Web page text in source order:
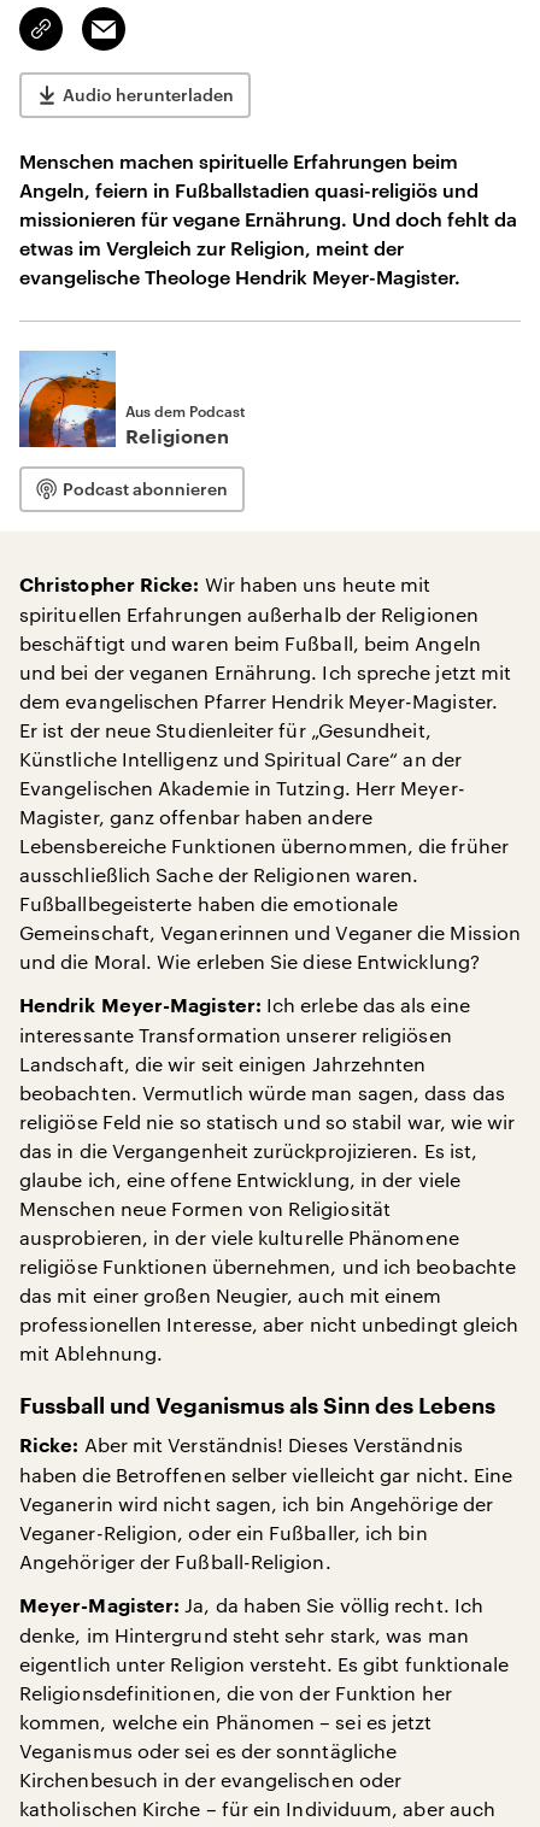
Link
kopieren/teilen
Email
Audio herunterladen
Menschen machen spirituelle Erfahrungen beim
Angeln, feiern in Fußballstadien quasi-religiös und
missionieren für vegane Ernährung. Und doch fehlt da
etwas im Vergleich zur Religion, meint der
evangelische Theologe Hendrik Meyer-Magister.
Aus dem Podcast
Religionen
Podcast abonnieren
Christopher Ricke: Wir haben uns heute mit
spirituellen Erfahrungen außerhalb der Religionen
beschäftigt und waren beim Fußball, beim Angeln
und bei der veganen Ernährung. Ich spreche jetzt mit
dem evangelischen Pfarrer Hendrik Meyer-Magister.
Er ist der neue Studienleiter für „Gesundheit,
Künstliche Intelligenz und Spiritual Care“ an der
Evangelischen Akademie in Tutzing. Herr Meyer-
Magister, ganz offenbar haben andere
Lebensbereiche Funktionen übernommen, die früher
ausschließlich Sache der Religionen waren.
Fußballbegeisterte haben die emotionale
Gemeinschaft, Veganerinnen und Veganer die Mission
und die Moral. Wie erleben Sie diese Entwicklung?
Hendrik Meyer-Magister: Ich erlebe das als eine
interessante Transformation unserer religiösen
Landschaft, die wir seit einigen Jahrzehnten
beobachten. Vermutlich würde man sagen, dass das
religiöse Feld nie so statisch und so stabil war, wie wir
das in die Vergangenheit zurückprojizieren. Es ist,
glaube ich, eine offene Entwicklung, in der viele
Menschen neue Formen von Religiosität
ausprobieren, in der viele kulturelle Phänomene
religiöse Funktionen übernehmen, und ich beobachte
das mit einer großen Neugier, auch mit einem
professionellen Interesse, aber nicht unbedingt gleich
mit Ablehnung.
Fussball und Veganismus als Sinn des Lebens
Ricke: Aber mit Verständnis! Dieses Verständnis
haben die Betroffenen selber vielleicht gar nicht. Eine
Veganerin wird nicht sagen, ich bin Angehörige der
Veganer-Religion, oder ein Fußballer, ich bin
Angehöriger der Fußball-Religion.
Meyer-Magister: Ja, da haben Sie völlig recht. Ich
denke, im Hintergrund steht sehr stark, was man
eigentlich unter Religion versteht. Es gibt funktionale
Religionsdefinitionen, die von der Funktion her
kommen, welche ein Phänomen – sei es jetzt
Veganismus oder sei es der sonntägliche
Kirchenbesuch in der evangelischen oder
katholischen Kirche – für ein Individuum, aber auch